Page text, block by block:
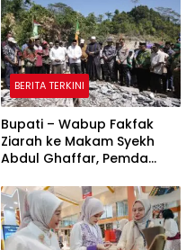
BERITA TERKINI
Bupati – Wabup Fakfak
Ziarah ke Makam Syekh
Abdul Ghaffar, Pemda
Peringatan 666 Tahun
Islam Masuk Tanah Papua